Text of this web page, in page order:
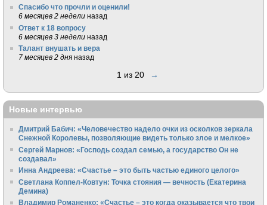
Спасибо что прочли и оценили!
6 месяцев 2 недели назад
Ответ к 18 вопросу
6 месяцев 3 недели назад
Талант внушать и вера
7 месяцев 2 дня назад
1 из 20 →
Новые интервью
Дмитрий Бабич: «Человечество надело очки из осколков зеркала
Снежной Королевы, позволяющие видеть только злое и мелкое»
Сергей Марнов: «Господь создал семью, а государство Он не
создавал»
Инна Андреева: «Счастье – это быть частью единого целого»
Светлана Коппел-Ковтун: Точка стояния — вечность (Екатерина
Демина)
Владимир Романенко: «Счастье – это когда оказывается что твои